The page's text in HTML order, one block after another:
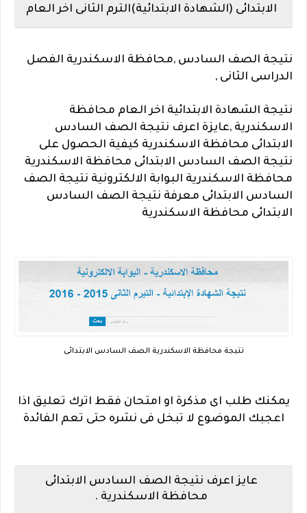
الابتدائى (الشهادة الابتدائية)الترم الثانى اخر العام
نتيجة الصف السادس ,محافظة الاسكندرية الفصل
الدراسى الثانى ,
نتيجة الشهادة الابتدائية اخر العام محافظة
الاسكندرية ,عايزة اعرف نتيجة الصف السادس
الابتدائى محافظة الاسكندرية كيفية الحصول على
نتيجة الصف السادس الابتدائى محافظة الاسكندرية
محافظة الاسكندرية البوابة الالكترونية نتيجة الصف
السادس الابتدائى معرفة نتيجة الصف السادس
الابتدائى محافظة الاسكندرية
نتيجة محافظة الاسكندرية الصف السادس الابتدائى
يمكنك طلب اى مذكرة او امتحان فقط اترك تعليق اذا
اعجبك الموضوع لا تبخل فى نشره حتى تعم الفائدة
عايز اعرف نتيجة الصف السادس الابتدائى
محافظة الاسكندرية .